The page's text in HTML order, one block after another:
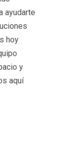
ayudarte
hoy
y
aquí